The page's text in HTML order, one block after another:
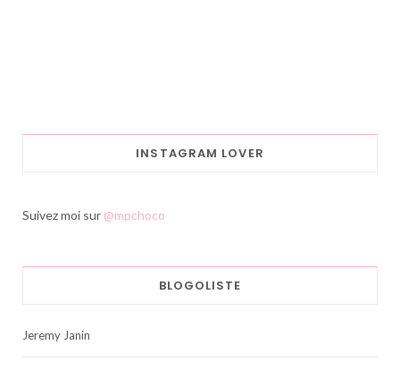
INSTAGRAM LOVER
Suivez moi sur @mpchoco
BLOGOLISTE
Jeremy Janin